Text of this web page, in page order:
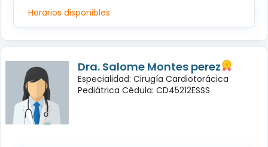
Horarios disponibles
Dra. Salome Montes perez
Especialidad: Cirugía Cardiotorácica
Pediátrica Cédula: CD45212ESSS